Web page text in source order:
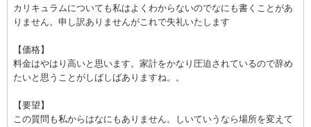
カリキュラムについても私はよくわからないのでなにも書くことがあ
りません。申し訳ありませんがこれで失礼いたします
【価格】
料金はやはり高いと思います。家計をかなり圧迫されているので辞め
たいと思うことがしばしばありますね。。
【要望】
この質問も私からはなにもありません。しいていうなら場所を変えて